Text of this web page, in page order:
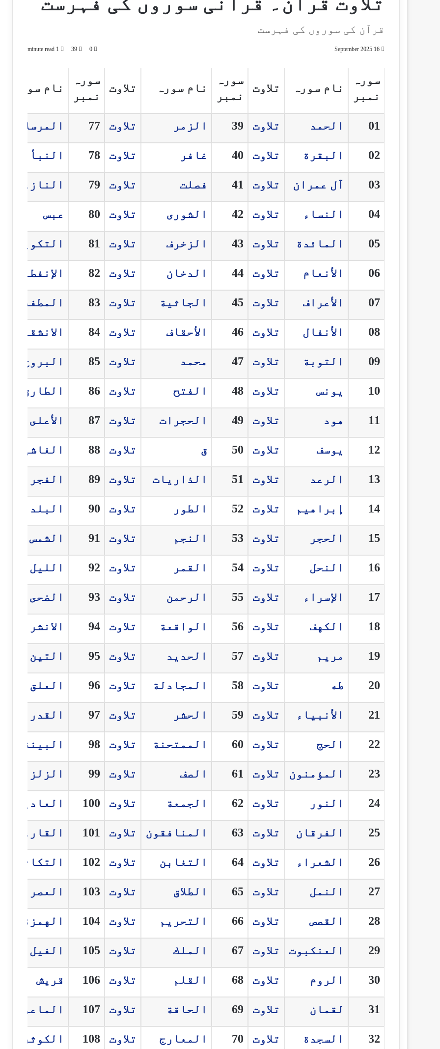
قرآن کی سوروں کی فہرست
16 September 2025
0
39
سورہ
نمبر
نام سورہ تلاوت
سورہ
نمبر
نام سورہ تلاوت
سورہ
نمبر
نام سورہ
01 الحمد تلاوت 39 الزمر تلاوت 77 المرسلات
02 البقرة تلاوت 40 غافر تلاوت 78 النبأ
03 آل عمران تلاوت 41 فصلت تلاوت 79 النازعات
04 النساء تلاوت 42 الشورى تلاوت 80 عبس
05 المائدة تلاوت 43 الزخرف تلاوت 81 التكوير
06 الأنعام تلاوت 44 الدخان تلاوت 82 الإنفطار
07 الأعراف تلاوت 45 الجاثية تلاوت 83 المطففين
08 الأنفال تلاوت 46 الأحقاف تلاوت 84 الانشقاق
09 التوبة تلاوت 47 محمد تلاوت 85 البروج
10 يونس تلاوت 48 الفتح تلاوت 86 الطارق
11 هود تلاوت 49 الحجرات تلاوت 87 الأعلى
12 يوسف تلاوت 50 ق تلاوت 88 الغاشية
13 الرعد تلاوت 51 الذاريات تلاوت 89 الفجر
14 إبراهيم تلاوت 52 الطور تلاوت 90 البلد
15 الحجر تلاوت 53 النجم تلاوت 91 الشمس
16 النحل تلاوت 54 القمر تلاوت 92 الليل
17 الإسراء تلاوت 55 الرحمن تلاوت 93 الضحى
18 الكهف تلاوت 56 الواقعة تلاوت 94 الانشراح
19 مريم تلاوت 57 الحديد تلاوت 95 التين
20 طه تلاوت 58 المجادلة تلاوت 96 العلق
21 الأنبياء تلاوت 59 الحشر تلاوت 97 القدر
22 الحج تلاوت 60 الممتحنة تلاوت 98 البينة
23 المؤمنون تلاوت 61 الصف تلاوت 99 الزلزال
24 النور تلاوت 62 الجمعة تلاوت 100 العاديات
25 الفرقان تلاوت 63 المنافقون تلاوت 101 القارعة
26 الشعراء تلاوت 64 التغابن تلاوت 102 التكاثر
27 النمل تلاوت 65 الطلاق تلاوت 103 العصر
28 القصص تلاوت 66 التحريم تلاوت 104 الهمزة
29 العنكبوت تلاوت 67 الملك تلاوت 105 الفيل
30 الروم تلاوت 68 القلم تلاوت 106 قريش
31 لقمان تلاوت 69 الحاقة تلاوت 107 الماعون
32 السجدة تلاوت 70 المعارج تلاوت 108 الكوثر